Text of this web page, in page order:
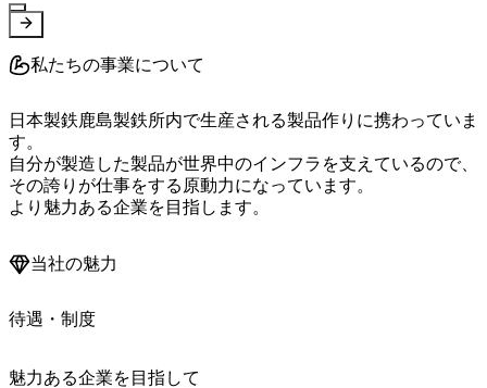
私たちの事業について
日本製鉄鹿島製鉄所内で生産される製品作りに携わっていま
す。
自分が製造した製品が世界中のインフラを支えているので、
その誇りが仕事をする原動力になっています。
より魅力ある企業を目指します。
当社の魅力
待遇・制度
魅力ある企業を目指して